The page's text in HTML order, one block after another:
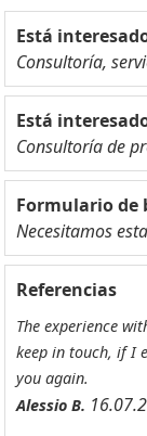
Está
Consultoría,
Está
Consultoría de
Formulario de
Necesitamos
Referencias
The experience
keep in touch, if I
you again.
Alessio B.